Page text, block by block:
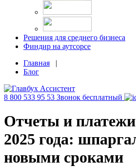
Решения для среднего бизнеса
Финдир на аутсорсе
Главная |
Блог
8 800 533 95 53 Звонок бесплатный
Отчеты и
2025 года:
новыми сроками